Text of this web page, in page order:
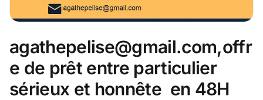
agathepelise@gmail.com,offr
e de prêt entre particulier
sérieux et honnête  en 48H